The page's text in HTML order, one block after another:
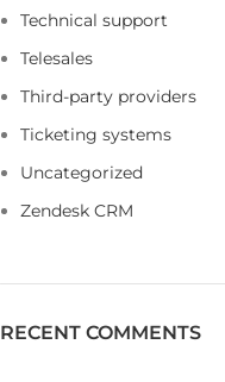
Technical support
Telesales
Third-party providers
Ticketing systems
Uncategorized
Zendesk CRM
RECENT COMMENTS